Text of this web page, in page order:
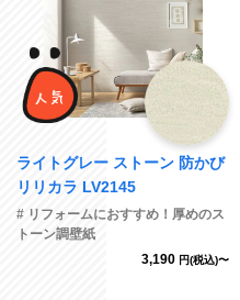
ライトグレー ストーン 防かび
リリカラ LV2145
# リフォームにおすすめ！厚めのス
トーン調壁紙
3,190 円(税込)〜